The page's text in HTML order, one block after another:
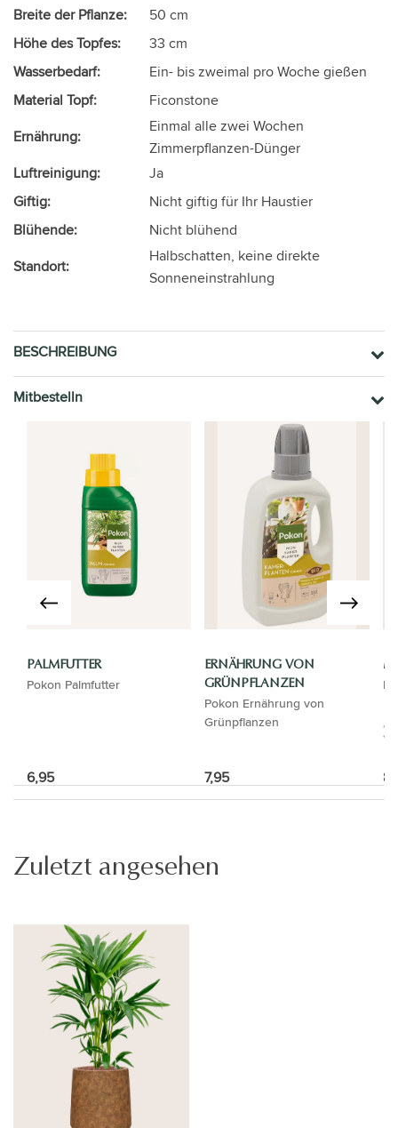
Breite der Pflanze:
50 cm
Höhe des Topfes:
33 cm
Wasserbedarf:
Ein- bis zweimal pro Woche gießen
Material Topf:
Ficonstone
Ernährung:
Einmal alle zwei Wochen
Zimmerpflanzen-Dünger
Luftreinigung:
Ja
Giftig:
Nicht giftig für Ihr Haustier
Blühende:
Nicht blühend
Standort:
Halbschatten, keine direkte
Sonneneinstrahlung
BESCHREIBUNG
Mitbestelln
PALMFUTTER
Pokon Palmfutter
6,95
ERNÄHRUNG VON
GRÜNPFLANZEN
Pokon Ernährung von
Grünpflanzen
7,95
Zuletzt angesehen